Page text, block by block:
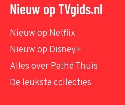
Nieuw op TVgids.nl
Nieuw op Netflix
Nieuw op Disney+
Alles over Pathé Thuis
De leukste collecties